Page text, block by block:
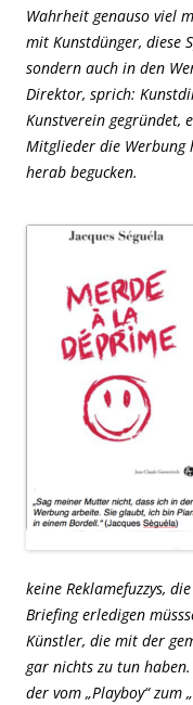
Wahrheit genauso viel
mit Kunstdünger, diese
sondern auch in den
Direktor, sprich:
Kunstverein gegründet,
Mitglieder die Werbung
herab begucken.
keine Reklamefuzzys,
Briefing erledigen
Künstler, die mit der
gar nichts zu tun
der vom „Playboy“ zum